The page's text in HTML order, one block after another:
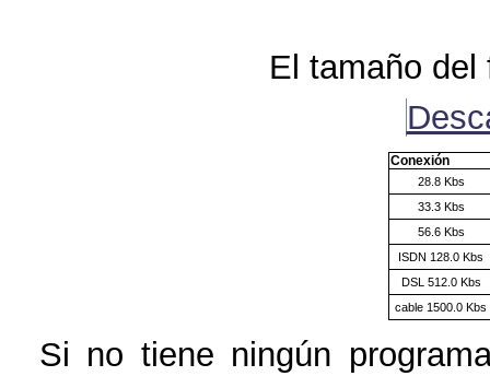
El tamaño
Conexión
28.8 Kbs
33.3 Kbs
56.6 Kbs
ISDN 128.0 Kbs
DSL 512.0 Kbs
cable 1500.0 Kbs
Si no tiene ningún